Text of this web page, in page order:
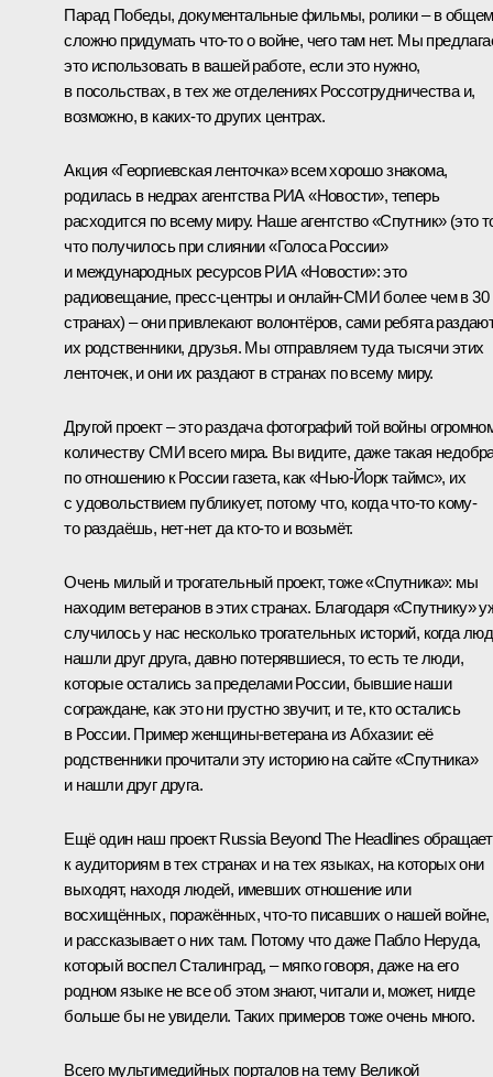
Парад Победы, документальные фильмы, ролики – в
сложно придумать что-то о войне, чего там нет. Мы
это использовать в вашей работе, если это нужно,
в посольствах, в тех же отделениях Россотрудничества и,
возможно, в каких-то других центрах.
Акция «Георгиевская ленточка» всем хорошо знакома,
родилась в недрах агентства РИА «Новости», теперь
расходится по всему миру. Наше агентство «Спутник» (это
что получилось при слиянии «Голоса России»
и международных ресурсов РИА «Новости»: это
радиовещание, пресс-центры и онлайн-СМИ более чем в 30
странах) – они привлекают волонтёров, сами ребята
их родственники, друзья. Мы отправляем туда тысячи этих
ленточек, и они их раздают в странах по всему миру.
Другой проект – это раздача фотографий той войны
количеству СМИ всего мира. Вы видите, даже такая
по отношению к России газета, как «Нью-Йорк таймс», их
с удовольствием публикует, потому что, когда что-то кому-
то раздаёшь, нет-нет да кто-то и возьмёт.
Очень милый и трогательный проект, тоже «Спутника»: мы
находим ветеранов в этих странах. Благодаря «Спутнику»
случилось у нас несколько трогательных историй, когда
нашли друг друга, давно потерявшиеся, то есть те люди,
которые остались за пределами России, бывшие наши
сограждане, как это ни грустно звучит, и те, кто остались
в России. Пример женщины-ветерана из Абхазии: её
родственники прочитали эту историю на сайте «Спутника»
и нашли друг друга.
Ещё один наш проект Russia Beyond The Headlines
к аудиториям в тех странах и на тех языках, на которых они
выходят, находя людей, имевших отношение или
восхищённых, поражённых, что-то писавших о нашей войне,
и рассказывает о них там. Потому что даже Пабло Неруда,
который воспел Сталинград, – мягко говоря, даже на его
родном языке не все об этом знают, читали и, может, нигде
больше бы не увидели. Таких примеров тоже очень много.
Всего мультимедийных порталов на тему Великой